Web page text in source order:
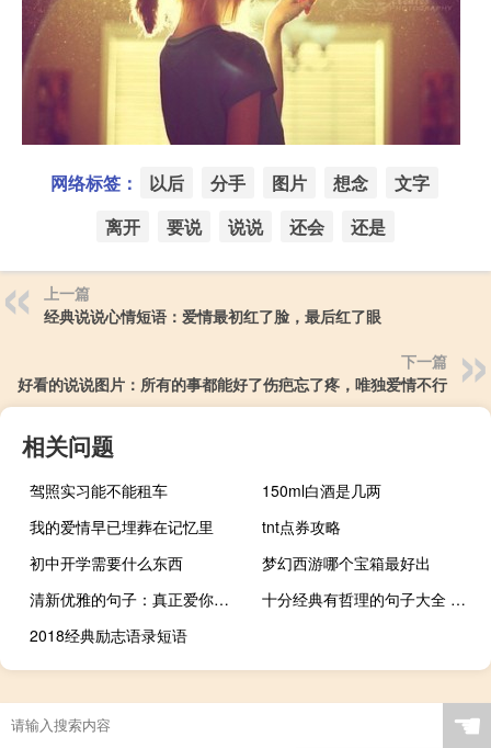
网络标签： 以后 分手 图片 想念
文字
离开
要说 说说 还会 还是
上一篇
经典说说心情短语：爱情最初红了脸，最后红了眼
下一篇
好看的说说图片：所有的事都能好了伤疤忘了疼，唯独爱情不行
相关问题
驾照实习能不能租车
150ml白酒是几两
我的爱情早已埋葬在记忆里
tnt点券攻略
初中开学需要什么东西
梦幻西游哪个宝箱最好出
清新优雅的句子：真正爱你的男人，在你面前总像个孩子
十分经典有哲理的句子大全 一语惊醒梦中人的说说
2018经典励志语录短语
☚